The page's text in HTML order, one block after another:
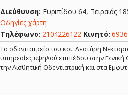
Διεύθυνση: Ευριπίδου 64, Πειραιάς
Οδηγίες χάρτη
Τηλέφωνο: 2104226122 Κινητό:
Το οδοντιατρείο του κου Λεστάρη
υπηρεσίες υψηλού επιπέδου στην Γενική
την Αισθητική Οδοντιατρική και στα